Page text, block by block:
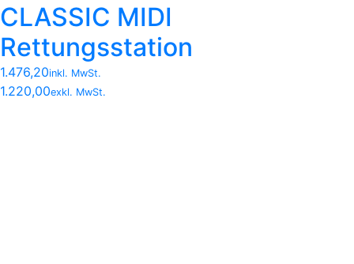
CLASSIC MIDI
Rettungsstation
1.476,20inkl. MwSt.
1.220,00exkl. MwSt.